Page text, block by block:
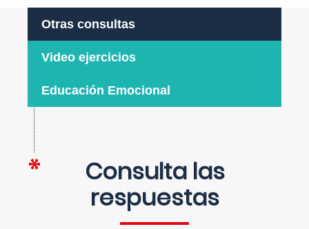
Otras consultas
Video ejercicios
Educación Emocional
Consulta las
respuestas